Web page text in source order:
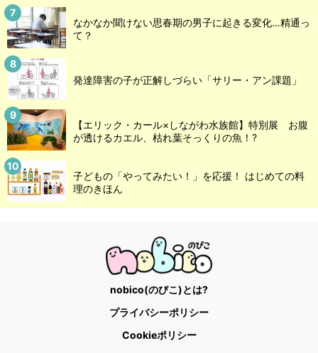
なかなか聞けない思春期の男子に起きる変化…精通っ
て？
発達障害の子が正解しづらい「サリー・アン課題」
【エリック・カール×しながわ水族館】特別展 お腹
が透けるカエル、枯れ葉そっくりの魚！?
子どもの「やってみたい！」を応援！ はじめての料
理のきほん
nobico(のびこ)とは?
プライバシーポリシー
Cookieポリシー